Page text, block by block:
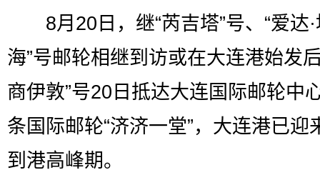
8月20日，继“芮吉塔”号、“爱达·
海”号邮轮相继到访或在大连港始发
商伊敦”号20日抵达大连国际邮轮中
条国际邮轮“济济一堂”，大连港已迎
到港高峰期。